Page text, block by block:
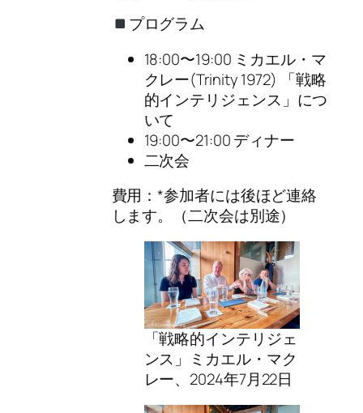
プログラム
18:00〜19:00 ミカエル・マ
クレー(Trinity 1972) 「戦略
的インテリジェンス」につ
いて
19:00〜21:00 ディナー
二次会
費用：*参加者には後ほど連絡
します。（二次会は別途）
「戦略的インテリジェ
ンス」ミカエル・マク
レー、2024年7月22日